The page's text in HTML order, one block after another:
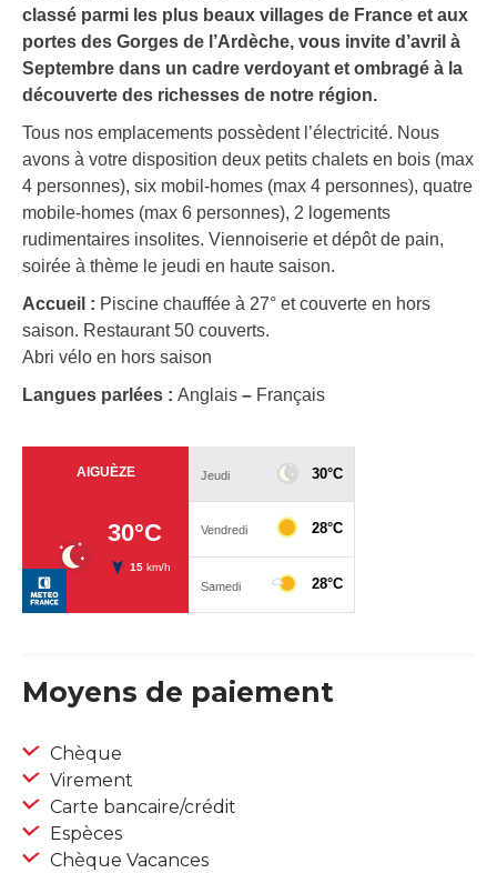
classé parmi les plus beaux villages de France et aux
portes des Gorges de l’Ardèche, vous invite d’avril à
Septembre dans un cadre verdoyant et ombragé à la
découverte des richesses de notre région.
Tous nos emplacements possèdent l’électricité. Nous
avons à votre disposition deux petits chalets en bois (max
4 personnes), six mobil-homes (max 4 personnes), quatre
mobile-homes (max 6 personnes), 2 logements
rudimentaires insolites. Viennoiserie et dépôt de pain,
soirée à thème le jeudi en haute saison.
Accueil : Piscine chauffée à 27° et couverte en hors
saison. Restaurant 50 couverts.
Abri vélo en hors saison
Langues parlées : Anglais – Français
Moyens de paiement
Chèque
Virement
Carte bancaire/crédit
Espèces
Chèque Vacances